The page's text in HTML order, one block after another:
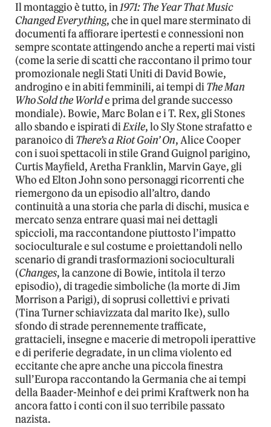
Il montaggio è tutto, in1971: The Year That Music
Changed Everything, che in quel mare sterminato di
documenti fa affiorare ipertesti e connessioni non
sempre scontate attingendo anche a reperti mai visti
(come la serie di scatti che raccontano il primo tour
promozionale negli Stati Uniti di David Bowie,
androgino e in abiti femminili, ai tempi diThe Man
Who Sold the Worlde prima del grande successo
mondiale). Bowie, Marc Bolan e i T. Rex, gli Stones
allo sbando e ispirati diExile, lo Sly Stone strafatto e
paranoico diThere’s a Riot Goin’ On, Alice Cooper
con i suoi spettacoli in stile Grand Guignol parigino,
Curtis Mayfield, Aretha Franklin, Marvin Gaye, gli
Who ed Elton John sono personaggi ricorrenti che
riemergono da un episodio all’altro, dando
continuità a una storia che parla di dischi, musica e
mercato senza entrare quasi mai nei dettagli
spiccioli, ma raccontandone piuttosto l’impatto
socioculturale e sul costume e proiettandoli nello
scenario di grandi trasformazioni socioculturali
(Changes, la canzone di Bowie, intitola il terzo
episodio), di tragedie simboliche (la morte di Jim
Morrison a Parigi), di soprusi collettivi e privati
(Tina Turner schiavizzata dal marito Ike), sullo
sfondo di strade perennemente trafficate,
grattacieli, insegne e macerie di metropoli iperattive
e di periferie degradate, in un clima violento ed
eccitante che apre anche una piccola finestra
sull’Europa raccontando la Germania che ai tempi
della Baader-Meinhof e dei primi Kraftwerk non ha
ancora fatto i conti con il suo terribile passato
nazista.